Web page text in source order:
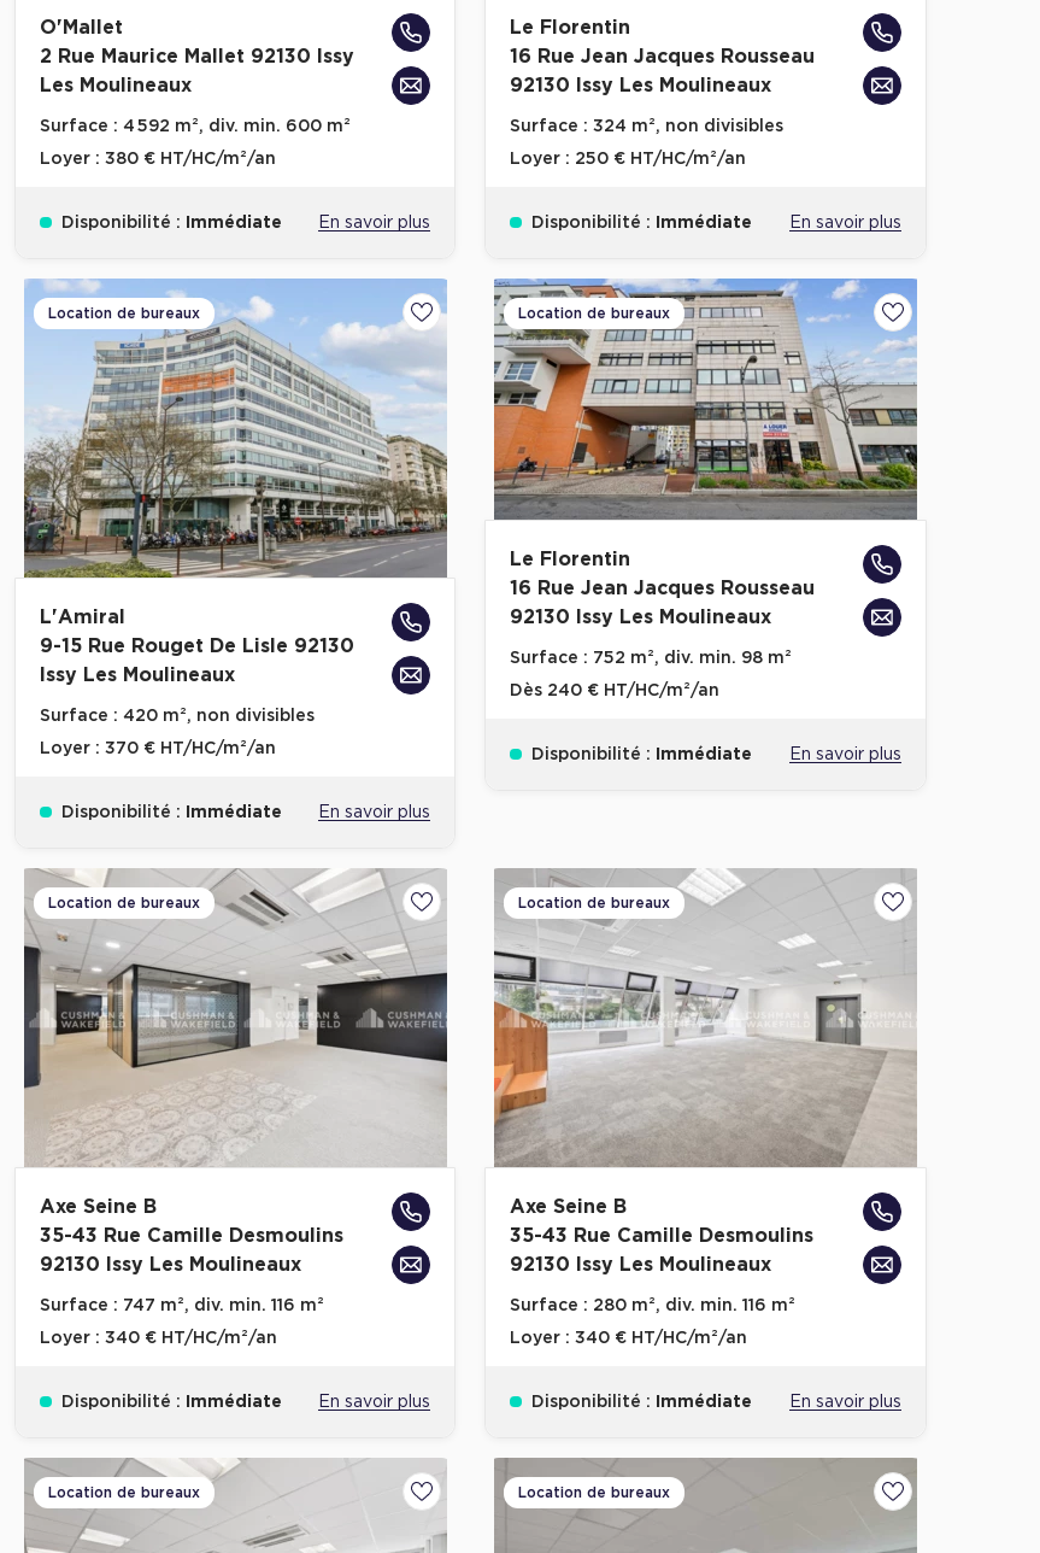
O'Mallet
2 Rue Maurice Mallet 92130 Issy
Les Moulineaux
Surface : 4 592 m², div. min. 600 m²
Loyer : 380 € HT/HC/m²/an
Disponibilité : Immédiate En savoir plus
Le Florentin
16 Rue Jean Jacques Rousseau
92130 Issy Les Moulineaux
Surface : 324 m², non divisibles
Loyer : 250 € HT/HC/m²/an
Disponibilité : Immédiate En savoir plus
Location de bureaux
Ajouter aux favoris
L'Amiral
9-15 Rue Rouget De Lisle 92130
Issy Les Moulineaux
Surface : 420 m², non divisibles
Loyer : 370 € HT/HC/m²/an
Disponibilité : Immédiate En savoir plus
Location de bureaux
Ajouter aux favoris
Le Florentin
16 Rue Jean Jacques Rousseau
92130 Issy Les Moulineaux
Surface : 752 m², div. min. 98 m²
Dès 240 € HT/HC/m²/an
Disponibilité : Immédiate En savoir plus
Location de bureaux
Ajouter aux favoris
Axe Seine B
35-43 Rue Camille Desmoulins
92130 Issy Les Moulineaux
Surface : 747 m², div. min. 116 m²
Loyer : 340 € HT/HC/m²/an
Disponibilité : Immédiate En savoir plus
Location de bureaux
Ajouter aux favoris
Axe Seine B
35-43 Rue Camille Desmoulins
92130 Issy Les Moulineaux
Surface : 280 m², div. min. 116 m²
Loyer :340 € HT/HC/m²/an
Disponibilité : Immédiate En savoir plus
Location de bureaux
Ajouter aux favoris
Location de bureaux
Ajouter aux favoris